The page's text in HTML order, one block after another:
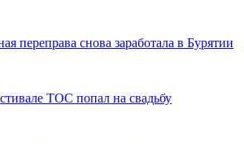
переправа снова заработала в Бурятии
ТОС попал на свадьбу